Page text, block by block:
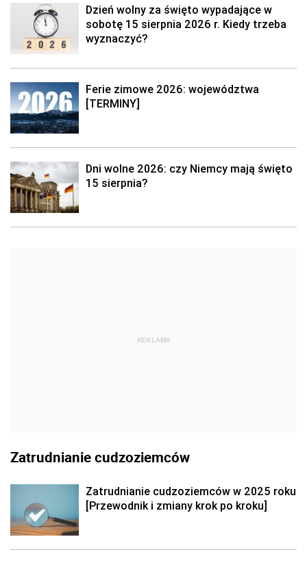
Dzień wolny za święto wypadające w
sobotę 15 sierpnia 2026 r. Kiedy trzeba
wyznaczyć?
Ferie zimowe 2026: województwa
[TERMINY]
Dni wolne 2026: czy Niemcy mają święto
15 sierpnia?
REKLAMA
Zatrudnianie cudzoziemców
Zatrudnianie cudzoziemców w 2025 roku
[Przewodnik i zmiany krok po kroku]